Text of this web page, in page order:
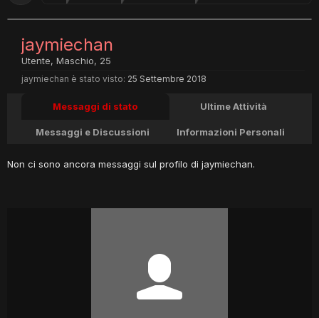
jaymiechan
Utente, Maschio, 25
jaymiechan è stato visto: 25 Settembre 2018
Messaggi di stato Ultime Attività
Messaggi e Discussioni Informazioni Personali
Non ci sono ancora messaggi sul profilo di jaymiechan.